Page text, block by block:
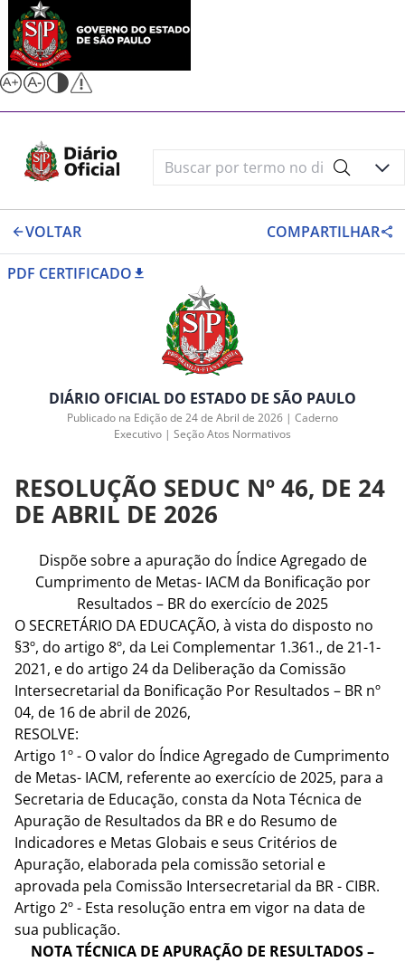
VOLTAR COMPARTILHAR
PDF CERTIFICADO
DIÁRIO OFICIAL DO ESTADO DE SÃO PAULO
Publicado na Edição de 24 de Abril de 2026 | Caderno
Executivo | Seção Atos Normativos
RESOLUÇÃO SEDUC Nº 46, DE 24
DE ABRIL DE 2026
Dispõe sobre a apuração do Índice Agregado de
Cumprimento de Metas- IACM da Bonificação por
Resultados – BR do exercício de 2025
O SECRETÁRIO DA EDUCAÇÃO, à vista do disposto no
§3º, do artigo 8º, da Lei Complementar 1.361., de 21-1-
2021, e do artigo 24 da Deliberação da Comissão
Intersecretarial da Bonificação Por Resultados – BR nº
04, de 16 de abril de 2026,
RESOLVE:
Artigo 1º - O valor do Índice Agregado de Cumprimento
de Metas- IACM, referente ao exercício de 2025, para a
Secretaria de Educação, consta da Nota Técnica de
Apuração de Resultados da BR e do Resumo de
Indicadores e Metas Globais e seus Critérios de
Apuração, elaborada pela comissão setorial e
aprovada pela Comissão Intersecretarial da BR - CIBR.
Artigo 2º - Esta resolução entra em vigor na data de
sua publicação.
NOTA TÉCNICA DE APURAÇÃO DE RESULTADOS –